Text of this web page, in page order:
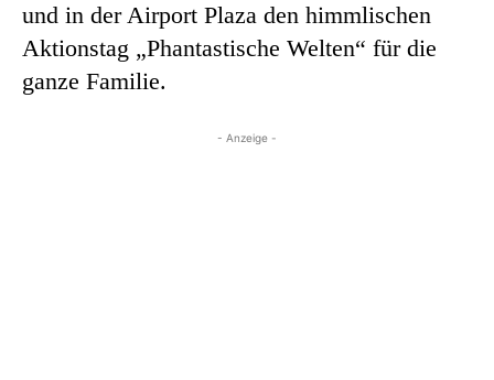
und in der Airport Plaza den himmlischen
Aktionstag „Phantastische Welten“ für die
ganze Familie.
- Anzeige -